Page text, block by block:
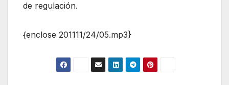
de regulación.
{enclose 201111/24/05.mp3}